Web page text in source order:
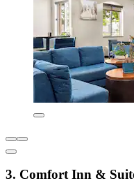
3. Comfort Inn &